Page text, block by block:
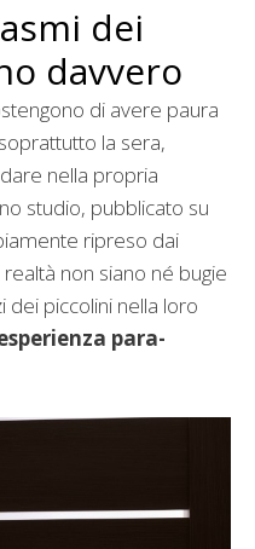
dei
davvero
di avere paura
la sera,
nella propria
studio, pubblicato su
ripreso dai
non siano né bugie
dei piccolini nella loro
para-